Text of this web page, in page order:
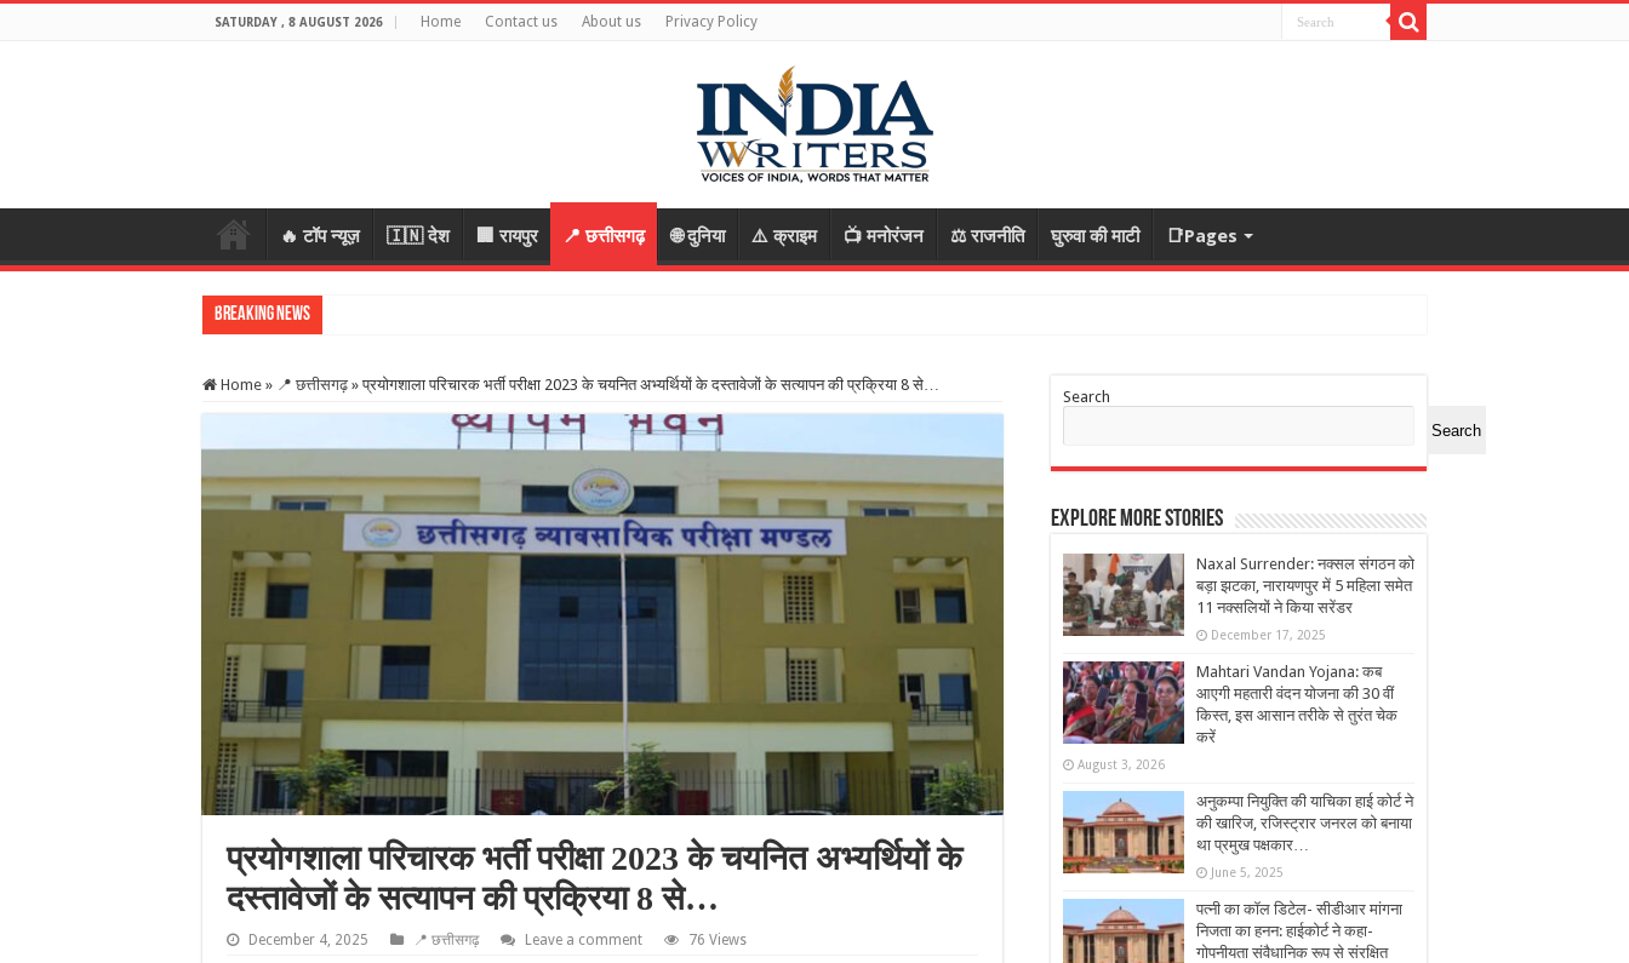
SATURDAY , 8 AUGUST 2026 Home Contact us About us Privacy Policy
🔥 टॉप न्यूज़ 🇮🇳 देश 🏢 रायपुर 📍 छत्तीसगढ़ 🌐 दुनिया ⚠️ क्राइम 📺 मनोरंजन ⚖️ राजनीति घुरुवा की माटी 📑Pages
Breaking News
Home » 📍 छत्तीसगढ़ » प्रयोगशाला परिचारक भर्ती परीक्षा 2023 के चयनित अभ्यर्थियों के दस्तावेजों के सत्यापन की प्रक्रिया 8 से…
प्रयोगशाला परिचारक भर्ती परीक्षा 2023 के चयनित अभ्यर्थियों के
दस्तावेजों के सत्यापन की प्रक्रिया 8 से…
December 4, 2025 📍 छत्तीसगढ़ Leave a comment 76 Views
Search
Search
Explore More Stories
Naxal Surrender: नक्सल संगठन को
बड़ा झटका, नारायणपुर में 5 महिला समेत
11 नक्सलियों ने किया सरेंडर
December 17, 2025
Mahtari Vandan Yojana: कब
आएगी महतारी वंदन योजना की 30 वीं
किस्त, इस आसान तरीके से तुरंत चेक
करें
August 3, 2026
अनुकम्पा नियुक्ति की याचिका हाई कोर्ट ने
की खारिज, रजिस्ट्रार जनरल को बनाया
था प्रमुख पक्षकार…
June 5, 2025
पत्नी का कॉल डिटेल- सीडीआर मांगना
निजता का हनन: हाईकोर्ट ने कहा-
गोपनीयता संवैधानिक रूप से संरक्षित